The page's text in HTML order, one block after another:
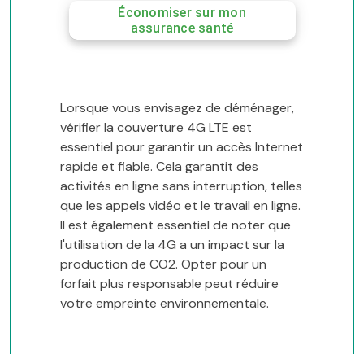
Économiser sur mon
assurance santé
Lorsque vous envisagez de déménager,
vérifier la couverture 4G LTE est
essentiel pour garantir un accès Internet
rapide et fiable. Cela garantit des
activités en ligne sans interruption, telles
que les appels vidéo et le travail en ligne.
Il est également essentiel de noter que
l'utilisation de la 4G a un impact sur la
production de CO2. Opter pour un
forfait plus responsable peut réduire
votre empreinte environnementale.